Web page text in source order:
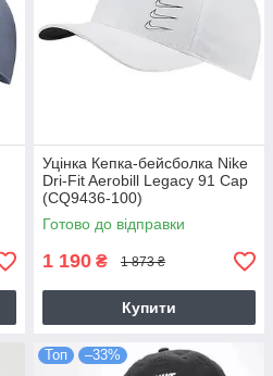
Уцінка Кепка-бейсболка Nike
Dri-Fit Aerobill Legacy 91 Cap
(CQ9436-100)
Готово до відправки
1 190 ₴ 1 873 ₴
Купити
Топ –33%